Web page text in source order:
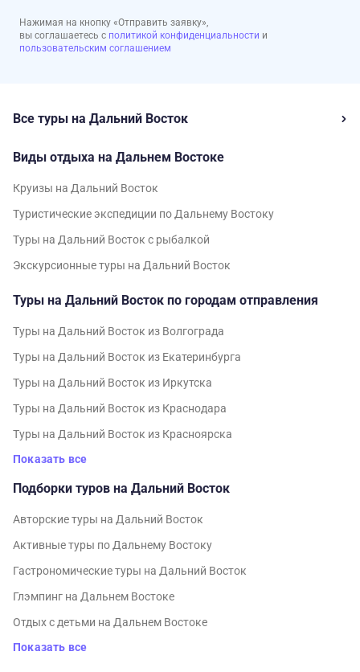
Нажимая на кнопку «Отправить заявку»,
вы соглашаетесь с политикой конфиденциальности и
пользовательским соглашением
Все туры на Дальний Восток
Виды отдыха на Дальнем Востоке
Круизы на Дальний Восток
Туристические экспедиции по Дальнему Востоку
Туры на Дальний Восток с рыбалкой
Экскурсионные туры на Дальний Восток
Туры на Дальний Восток по городам отправления
Туры на Дальний Восток из Волгограда
Туры на Дальний Восток из Екатеринбурга
Туры на Дальний Восток из Иркутска
Туры на Дальний Восток из Краснодара
Туры на Дальний Восток из Красноярска
Показать все
Подборки туров на Дальний Восток
Авторские туры на Дальний Восток
Активные туры по Дальнему Востоку
Гастрономические туры на Дальний Восток
Глэмпинг на Дальнем Востоке
Отдых с детьми на Дальнем Востоке
Показать все